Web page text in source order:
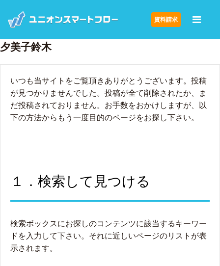
資料請求
夕美子鈴木
いつも当サイトをご覧頂きありがとうございます。投稿
が見つかりませんでした。投稿が全て削除されたか、ま
だ投稿されておりません。お手数をおかけしますが、以
下の方法からもう一度目的のページをお探し下さい。
１．検索して見つける
検索ボックスにお探しのコンテンツに該当するキーワー
ドを入力して下さい。それに近しいページのリストが表
示されます。